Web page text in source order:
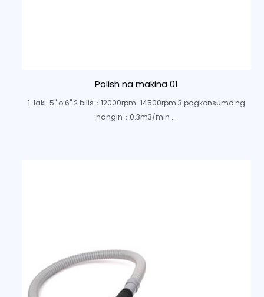
Polish na makina 01
1. laki: 5" o 6" 2.bilis：12000rpm-14500rpm 3.pagkonsumo ng
hangin：0.3m3/min ...